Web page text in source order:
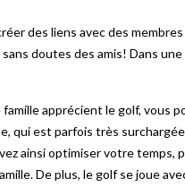
des liens avec des
doutes des amis! Dans
apprécient le golf, vous
qui est parfois très
ainsi optimiser votre temps,
De plus, le golf se joue